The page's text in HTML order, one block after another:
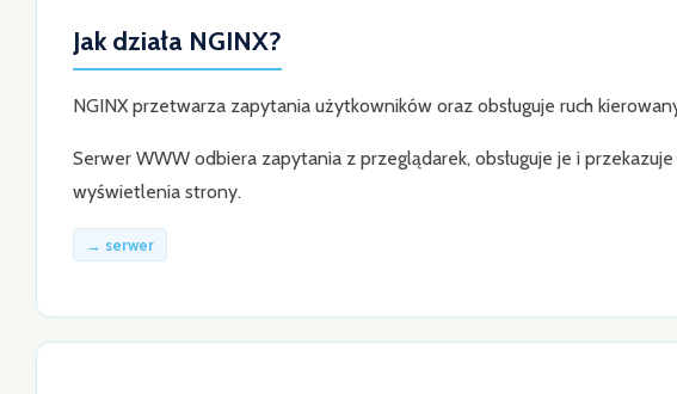
Jak działa NGINX?
NGINX przetwarza zapytania użytkowników oraz obsługuje ruch
Serwer WWW odbiera zapytania z przeglądarek, obsługuje je i
wyświetlenia strony.
→ serwer